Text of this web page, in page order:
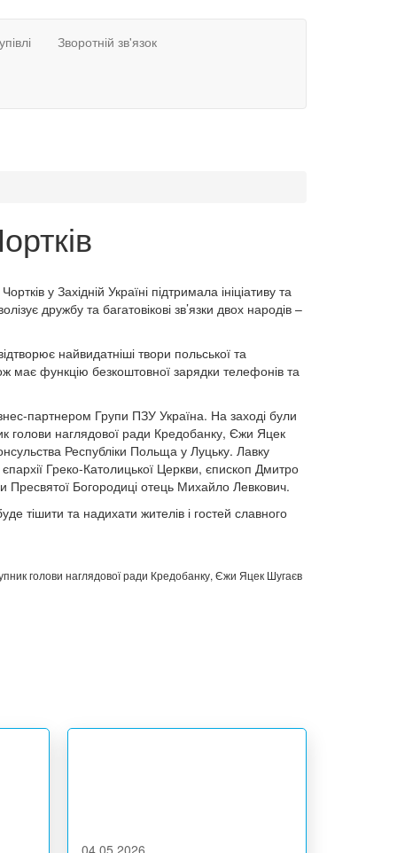
Зворотній зв'язок
у Західній Україні підтримала ініціативу та
дружбу та багатовікові зв’язки двох народів –
найвидатніші твори польської та
має функцію безкоштовної зарядки телефонів та
партнером Групи ПЗУ Україна. На заході були
голови наглядової ради Кредобанку, Єжи Яцек
Республіки Польща у Луцьку. Лавку
Греко-Католицької Церкви, єпископ Дмитро
Пресвятої Богородиці отець Михайло Левкович.
тішити та надихати жителів і гостей славного
голови наглядової ради Кредобанку, Єжи Яцек Шугаєв